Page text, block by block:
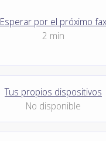
Esperar por el próximo fax
2 min
Tus propios dispositivos
No disponible